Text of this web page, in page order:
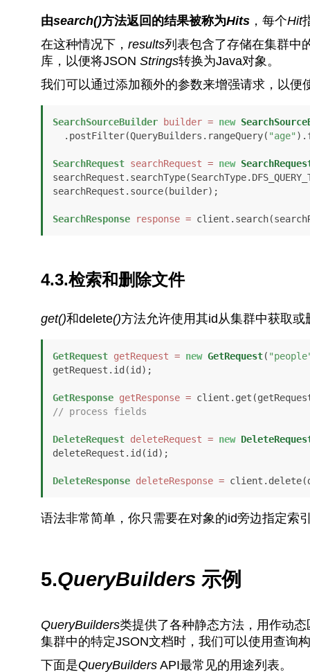
由search()方法返回的结果被称为Hits，每个Hit
在这种情况下， results列表包含了存储在集群中
库，以便将JSON Strings转换为Java对象。
我们可以通过添加额外的参数来增强请求，以便
SearchSourceBuilder builder = new
  .postFilter(QueryBuilders.rangeQuery(
"age"
SearchRequest searchRequest = new
searchRequest.source(builder);
SearchResponse response =
4.3.检索和删除文件
get()和delete()方法允许使用其id从集群中获取
GetRequest getRequest = new GetRequest(
getRequest.id(id);
GetResponse getResponse =
// process fields
DeleteRequest deleteRequest = new
deleteRequest.id(id);
DeleteResponse deleteResponse =
语法非常简单，你只需要在对象的id旁边指定索
5.QueryBuilders 示例
QueryBuilders类提供了各种静态方法，用作动
集群中的特定JSON文档时，我们可以使用查询
下面是QueryBuildersAPI最常见的用途列表。